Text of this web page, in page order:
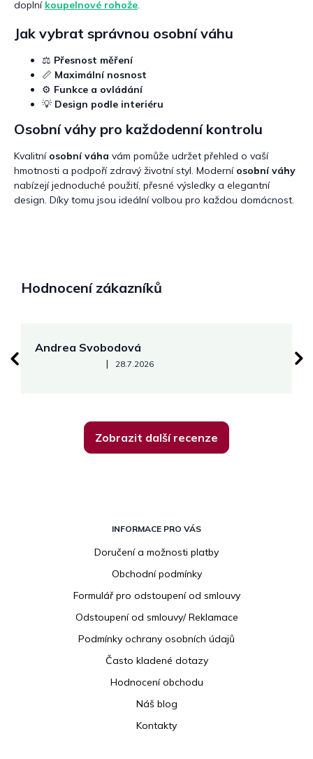
doplní koupelnové rohože.
Jak vybrat správnou osobní váhu
⚖️ Přesnost měření
📏 Maximální nosnost
⚙ Funkce a ovládání
💡 Design podle interiéru
Osobní váhy pro každodenní kontrolu
Kvalitní osobní váha vám pomůže udržet přehled o vaší
hmotnosti a podpoří zdravý životní styl. Moderní osobní váhy
nabízejí jednoduché použití, přesné výsledky a elegantní
design. Díky tomu jsou ideální volbou pro každou domácnost.
Hodnocení zákazníků
Andrea Svobodová
Hodnocení obchodu je 5 z 5 hvězdiček.
| 28.7.2026
Zobrazit další recenze
INFORMACE PRO VÁS
Doručení a možnosti platby
Obchodní podmínky
Formulář pro odstoupení od smlouvy
Odstoupení od smlouvy/ Reklamace
Podmínky ochrany osobních údajů
Často kladené dotazy
Hodnocení obchodu
Náš blog
Kontakty